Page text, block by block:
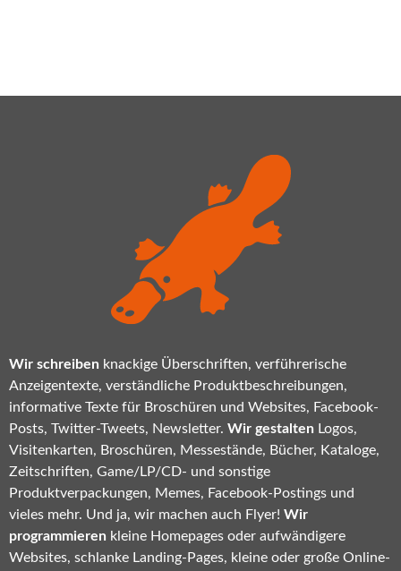
Wir schreiben knackige Überschriften, verführerische
Anzeigentexte, verständliche Produktbeschreibungen,
informative Texte für Broschüren und Websites, Facebook-
Posts, Twitter-Tweets, Newsletter. Wir gestalten Logos,
Visitenkarten, Broschüren, Messestände, Bücher, Kataloge,
Zeitschriften, Game/LP/CD- und sonstige
Produktverpackungen, Memes, Facebook-Postings und
vieles mehr. Und ja, wir machen auch Flyer! Wir
programmieren kleine Homepages oder aufwändigere
Websites, schlanke Landing-Pages, kleine oder große Online-